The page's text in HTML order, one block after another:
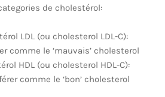
de cholestérol:
LDL (ou cholesterol LDL-C):
comme le ‘mauvais’ cholesterol
HDL (ou cholesterol HDL-C):
comme le ‘bon’ cholesterol